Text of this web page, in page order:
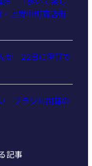
上野中町商店街
か 22日に伊賀で
ブラジル国籍の
記事